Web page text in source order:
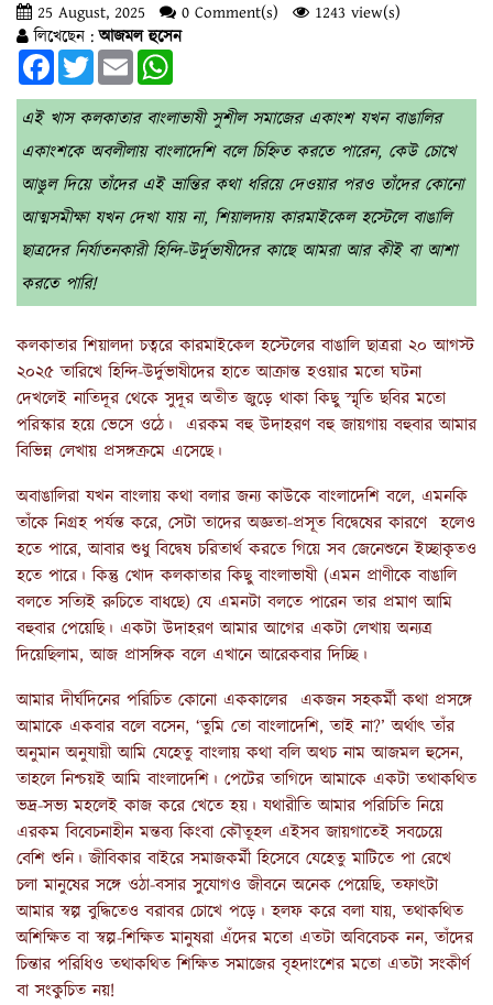
25 August, 2025 0 Comment(s)
1243 view(s)
লিখেছেন :আজমল হুসেন
FacebookTwitterEmail
এই খাস কলকাতার বাংলাভাষী সুশীল সমাজের একাংশ যখন বাঙালির
একাংশকে অবলীলায় বাংলাদেশি বলে চিহ্নিত করতে পারেন, কেউ চোখে
আঙুল দিয়ে তাঁদের এই ভ্রান্তির কথা ধরিয়ে দেওয়ার পরও তাঁদের কোনো
আত্মসমীক্ষা যখন দেখা যায় না, শিয়ালদায় কারমাইকেল হস্টেলে বাঙালি
ছাত্রদের নির্যাতনকারী হিন্দি-উর্দুভাষীদের কাছে আমরা আর কীই বা আশা
করতে পারি!
কলকাতার শিয়ালদা চত্বরে কারমাইকেল হস্টেলের বাঙালি ছাত্ররা ২০ আগস্ট
২০২৫ তারিখে হিন্দি-উর্দুভাষীদের হাতে আক্রান্ত হওয়ার মতো ঘটনা
দেখলেই নাতিদূর থেকে সুদূর অতীত জুড়ে থাকা কিছু স্মৃতি ছবির মতো
পরিস্কার হয়ে ভেসে ওঠে। এরকম বহু উদাহরণ বহু জায়গায় বহুবার আমার
বিভিন্ন লেখায় প্রসঙ্গক্রমে এসেছে।
অবাঙালিরা যখন বাংলায় কথা বলার জন্য কাউকে বাংলাদেশি বলে, এমনকি
তাঁকে নিগ্রহ পর্যন্ত করে, সেটা তাদের অজ্ঞতা-প্রসূত বিদ্বেষের কারণে হলেও
হতে পারে, আবার শুধু বিদ্বেষ চরিতার্থ করতে গিয়ে সব জেনেশুনে ইচ্ছাকৃতও
হতে পারে। কিন্তু খোদ কলকাতার কিছু বাংলাভাষী (এমন প্রাণীকে বাঙালি
বলতে সত্যিই রুচিতে বাধছে) যে এমনটা বলতে পারেন তার প্রমাণ আমি
বহুবার পেয়েছি। একটা উদাহরণ আমার আগের একটা লেখায় অন্যত্র
দিয়েছিলাম, আজ প্রাসঙ্গিক বলে এখানে আরেকবার দিচ্ছি।
আমার দীর্ঘদিনের পরিচিত কোনো এককালের একজন সহকর্মী কথা প্রসঙ্গে
আমাকে একবার বলে বসেন, ‘তুমি তো বাংলাদেশি, তাই না?’ অর্থাৎ তাঁর
অনুমান অনুযায়ী আমি যেহেতু বাংলায় কথা বলি অথচ নাম আজমল হুসেন,
তাহলে নিশ্চয়ই আমি বাংলাদেশি। পেটের তাগিদে আমাকে একটা তথাকথিত
ভদ্র-সভ্য মহলেই কাজ করে খেতে হয়। যথারীতি আমার পরিচিতি নিয়ে
এরকম বিবেচনাহীন মন্তব্য কিংবা কৌতূহল এইসব জায়গাতেই সবচেয়ে
বেশি শুনি। জীবিকার বাইরে সমাজকর্মী হিসেবে যেহেতু মাটিতে পা রেখে
চলা মানুষের সঙ্গে ওঠা-বসার সুযোগও জীবনে অনেক পেয়েছি, তফাৎটা
আমার স্বল্প বুদ্ধিতেও বরাবর চোখে পড়ে। হলফ করে বলা যায়, তথাকথিত
অশিক্ষিত বা স্বল্প-শিক্ষিত মানুষরা এঁদের মতো এতটা অবিবেচক নন, তাঁদের
চিন্তার পরিধিও তথাকথিত শিক্ষিত সমাজের বৃহদাংশের মতো এতটা সংকীর্ণ
বা সংকুচিত নয়!